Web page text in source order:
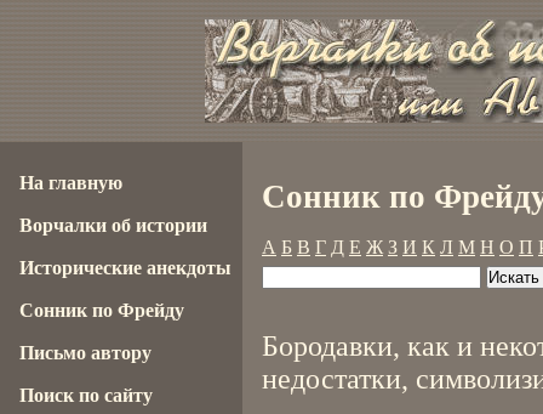
Сонник по
А Б В Г Д Е Ж З И К Л М Н О П
Бородавки, как и
недостатки,
На главную
Ворчалки об истории
Исторические анекдоты
Сонник по Фрейду
Письмо автору
Поиск по сайту